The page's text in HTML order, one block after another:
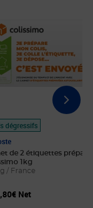
panier
dégressifs
de 2 étiquettes
1kg
/ France
,80€ Net